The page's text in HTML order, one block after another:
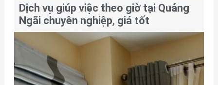
Dịch vụ giúp việc theo giờ tại Quảng
Ngãi chuyên nghiệp, giá tốt